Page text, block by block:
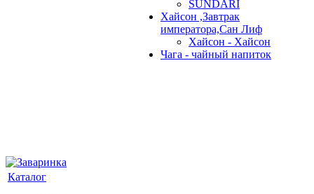
SUNDARI
Хайсон ,Завтрак
императора,Сан Лиф
Хайсон - Хайсон
Чага - чайный напиток
Каталог